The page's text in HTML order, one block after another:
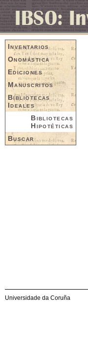
Inventarios
Onomástica
Ediciones
Manuscritos
Bibliotecas
Ideales
Bibliotecas
Hipotéticas
Buscar
Universidade da Coruña